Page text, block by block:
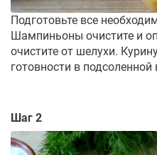
Подготовьте все
Шампиньоны очистите и
очистите от шелухи.
готовности в подсоленной
Шаг 2